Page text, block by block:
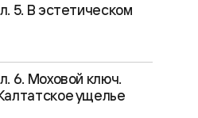
5. В эстетическом
6. Моховой ключ.
ущелье